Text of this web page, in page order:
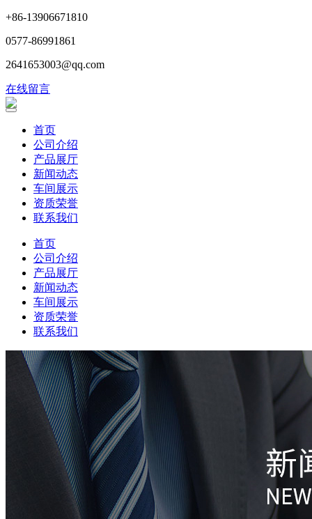
+86-13906671810
0577-86991861
2641653003@qq.com
在线留言
首页
公司介绍
产品展厅
新闻动态
车间展示
资质荣誉
联系我们
首页
公司介绍
产品展厅
新闻动态
车间展示
资质荣誉
联系我们